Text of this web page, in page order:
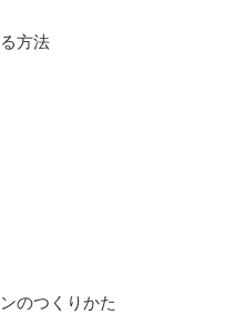
方法
のつくりかた